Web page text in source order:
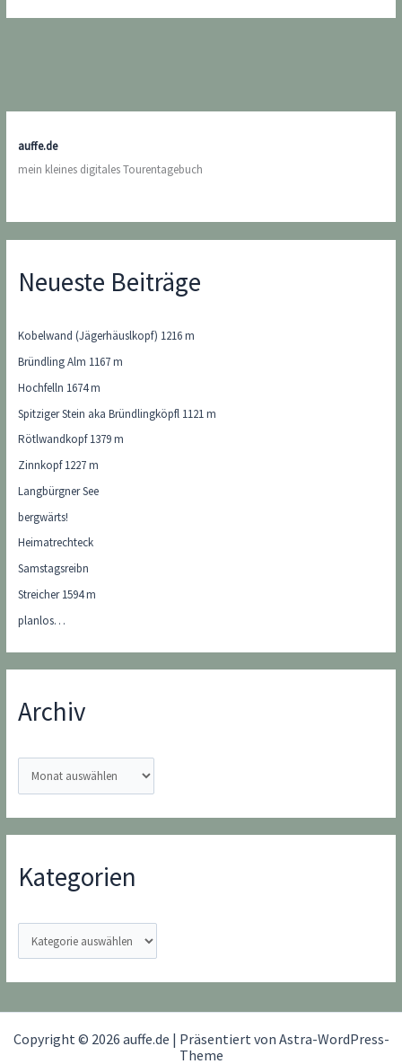
auffe.de
mein kleines digitales Tourentagebuch
Neueste Beiträge
Kobelwand (Jägerhäuslkopf) 1216 m
Bründling Alm 1167 m
Hochfelln 1674 m
Spitziger Stein aka Bründlingköpfl 1121 m
Rötlwandkopf 1379 m
Zinnkopf 1227 m
Langbürgner See
bergwärts!
Heimatrechteck
Samstagsreibn
Streicher 1594 m
planlos…
Archiv
r
c
h
vKategorien
a
t
Copyright © 2026 auffe.de | Präsentiert von Astra-WordPress-
Theme